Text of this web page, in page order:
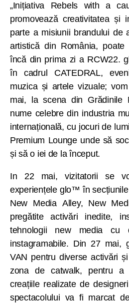
„Inițiativa Rebels with a
promovează creativitatea și
parte a misiunii brandului de
artistică din România,
încă din prima zi a RCW22.
în cadrul CATEDRAL,
muzica și artele vizuale;
mai, la scena din Grădinile
nume celebre din industria
internațională, cu jocuri de
Premium Lounge unde să
și să o iei de la început.
In 22 mai, vizitatorii se
experiențele glo™ în
New Media Alley, New
pregătite activări inedite,
tehnologii new media cu
instagramabile. Din 27 mai,
VAN pentru diverse activări
zona de catwalk, pentru
creațiile realizate de
spectacolului va fi marcat